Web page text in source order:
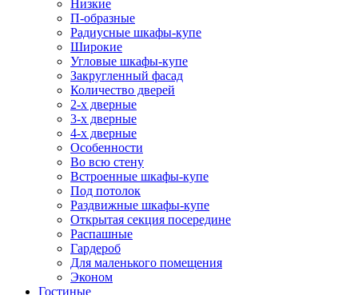
Низкие
П-образные
Радиусные шкафы-купе
Широкие
Угловые шкафы-купе
Закругленный фасад
Количество дверей
2-х дверные
3-х дверные
4-х дверные
Особенности
Во всю стену
Встроенные шкафы-купе
Под потолок
Раздвижные шкафы-купе
Открытая секция посередине
Распашные
Гардероб
Для маленького помещения
Эконом
Гостиные